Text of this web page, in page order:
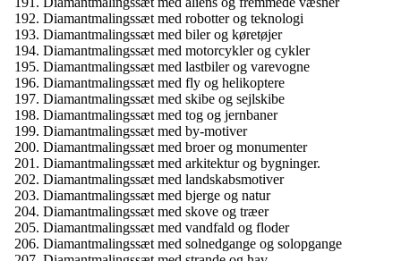
Diamantmalingssæt med robotter og teknologi
Diamantmalingssæt med biler og køretøjer
Diamantmalingssæt med motorcykler og cykler
Diamantmalingssæt med lastbiler og varevogne
Diamantmalingssæt med fly og helikoptere
Diamantmalingssæt med skibe og sejlskibe
Diamantmalingssæt med tog og jernbaner
Diamantmalingssæt med by-motiver
Diamantmalingssæt med broer og monumenter
Diamantmalingssæt med arkitektur og bygninger.
Diamantmalingssæt med landskabsmotiver
Diamantmalingssæt med bjerge og natur
Diamantmalingssæt med skove og træer
Diamantmalingssæt med vandfald og floder
Diamantmalingssæt med solnedgange og solopgange